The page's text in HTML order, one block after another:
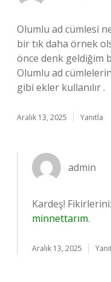
Olumlu ad cümlesi
bir tık daha örnek
önce denk geldiğim
Olumlu ad
gibi ekler kullanılır .
Aralık 13, 2025 Yanıtla
admin
Kardeş!
minnettarım.
Aralık 13, 2025